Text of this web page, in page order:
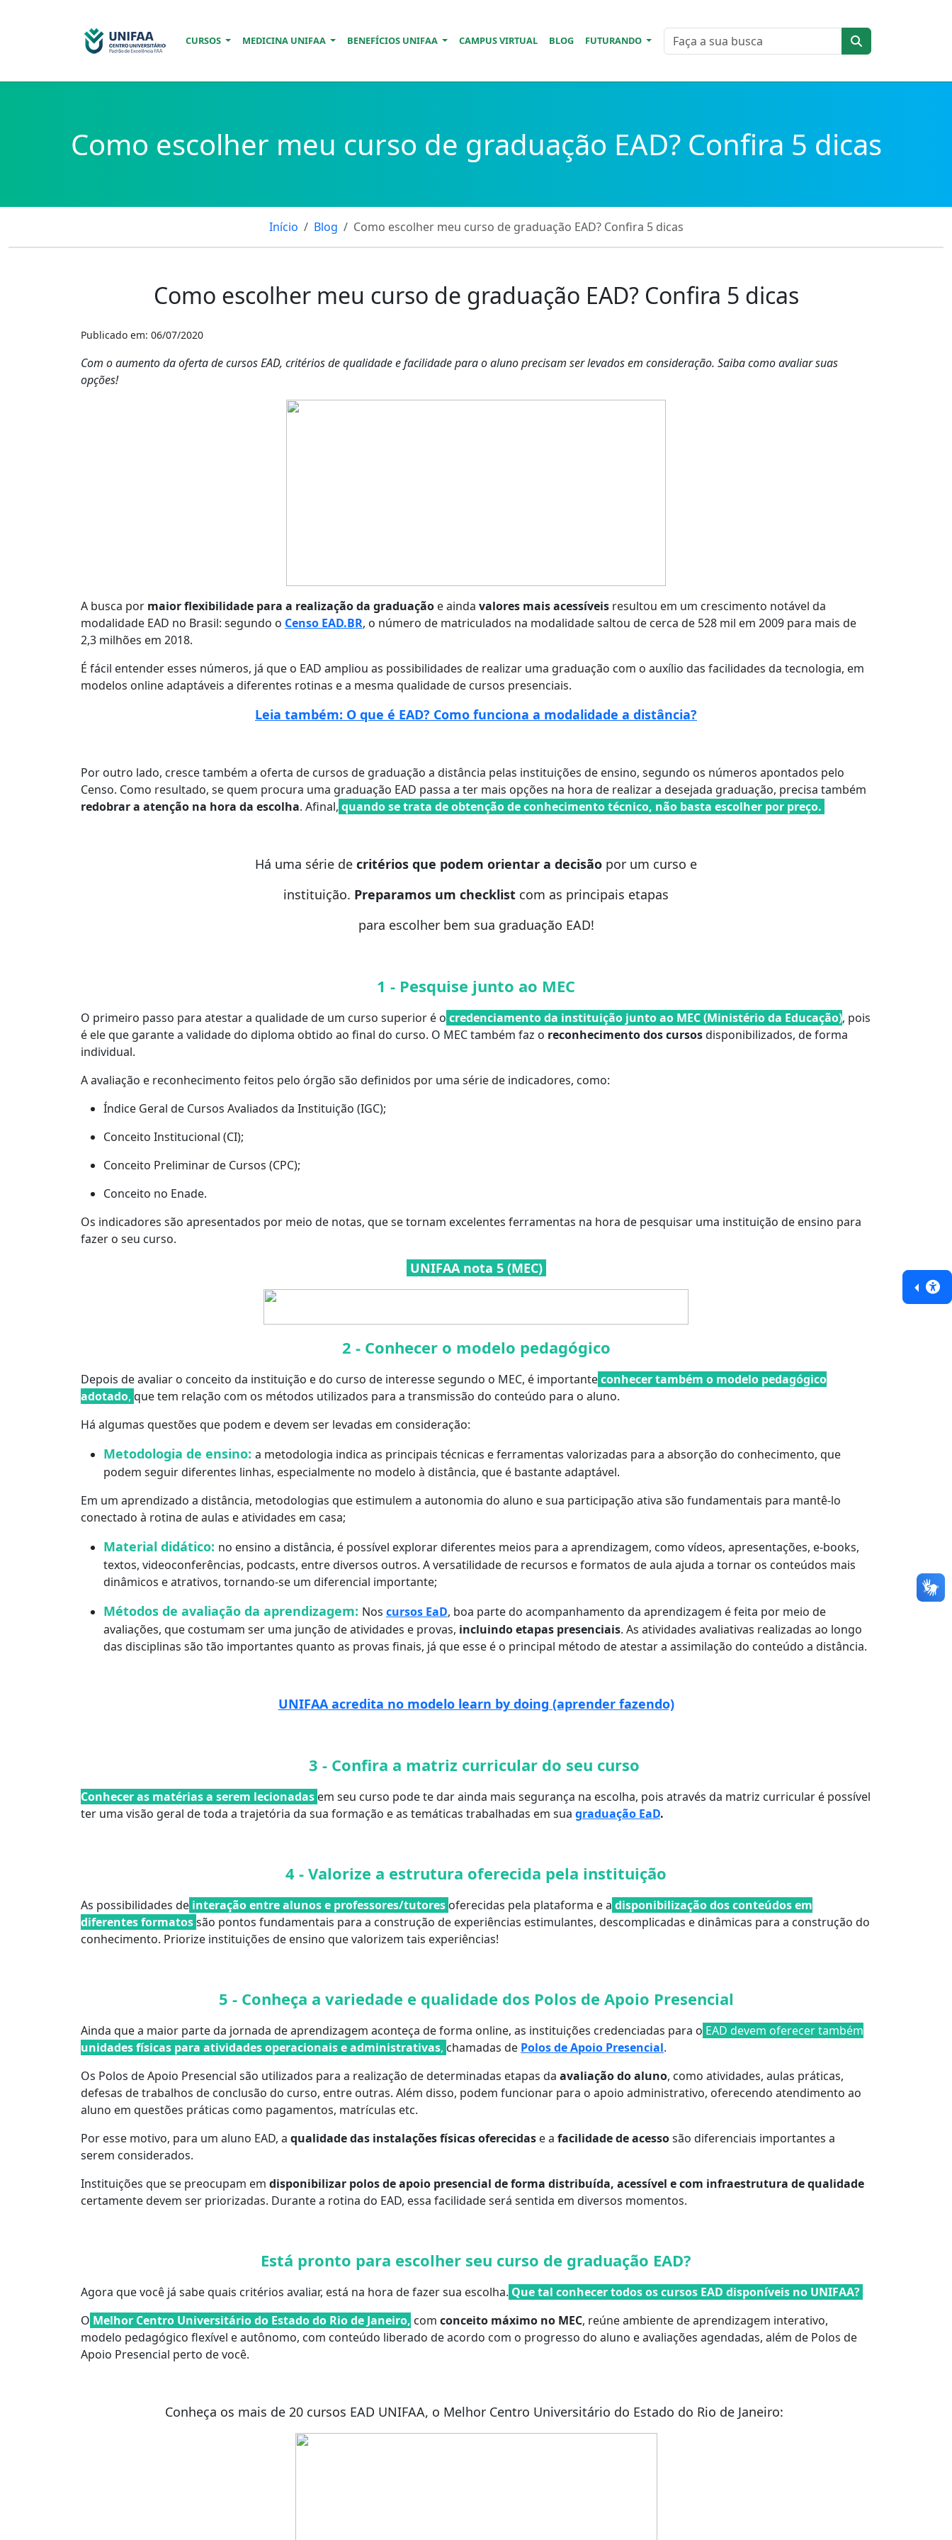
CURSOS MEDICINA UNIFAA BENEFÍCIOS UNIFAA CAMPUS VIRTUAL BLOG FUTURANDO
Como escolher meu curso de graduação EAD? Confira 5 dicas
Início Blog Como escolher meu curso de graduação EAD? Confira 5 dicas
Como escolher meu curso de graduação EAD? Confira 5 dicas
Publicado em: 06/07/2020
Com o aumento da oferta de cursos EAD, critérios de qualidade e facilidade para o aluno precisam ser levados em consideração. Saiba como avaliar suas
opções!
A busca por maior flexibilidade para a realização da graduação e ainda valores mais acessíveis resultou em um crescimento notável da
modalidade EAD no Brasil: segundo o Censo EAD.BR, o número de matriculados na modalidade saltou de cerca de 528 mil em 2009 para mais de
2,3 milhões em 2018.
É fácil entender esses números, já que o EAD ampliou as possibilidades de realizar uma graduação com o auxílio das facilidades da tecnologia, em
modelos online adaptáveis a diferentes rotinas e a mesma qualidade de cursos presenciais.
Leia também: O que é EAD? Como funciona a modalidade a distância?
Por outro lado, cresce também a oferta de cursos de graduação a distância pelas instituições de ensino, segundo os números apontados pelo
Censo. Como resultado, se quem procura uma graduação EAD passa a ter mais opções na hora de realizar a desejada graduação, precisa também
redobrar a atenção na hora da escolha. Afinal, quando se trata de obtenção de conhecimento técnico, não basta escolher por preço.
Há uma série de critérios que podem orientar a decisão por um curso e
instituição. Preparamos um checklist com as principais etapas
para escolher bem sua graduação EAD!
1 - Pesquise junto ao MEC
O primeiro passo para atestar a qualidade de um curso superior é o credenciamento da instituição junto ao MEC (Ministério da Educação), pois
é ele que garante a validade do diploma obtido ao final do curso. O MEC também faz o reconhecimento dos cursosdisponibilizados, de forma
individual.
A avaliação e reconhecimento feitos pelo órgão são definidos por uma série de indicadores, como:
Índice Geral de Cursos Avaliados da Instituição (IGC);
Conceito Institucional (CI);
Conceito Preliminar de Cursos (CPC);
Conceito no Enade.
Os indicadores são apresentados por meio de notas, que se tornam excelentes ferramentas na hora de pesquisar uma instituição de ensino para
fazer o seu curso.
UNIFAA nota 5 (MEC)
2 - Conhecer o modelo pedagógico
Depois de avaliar o conceito da instituição e do curso de interesse segundo o MEC, é importanteconhecer também o modelo pedagógico
adotado, que tem relação com os métodos utilizados para a transmissão do conteúdo para o aluno.
Há algumas questões que podem e devem ser levadas em consideração:
Metodologia de ensino: a metodologia indica as principais técnicas e ferramentas valorizadas para a absorção do conhecimento, que
podem seguir diferentes linhas, especialmente no modelo à distância, que é bastante adaptável.
Em um aprendizado a distância, metodologias que estimulem a autonomia do aluno e sua participação ativa são fundamentais para mantê-lo
conectado à rotina de aulas e atividades em casa;
Material didático: no ensino a distância, é possível explorar diferentes meios para a aprendizagem, como vídeos, apresentações, e-books,
textos, videoconferências, podcasts, entre diversos outros. A versatilidade de recursos e formatos de aula ajuda a tornar os conteúdos mais
dinâmicos e atrativos, tornando-se um diferencial importante;
Métodos de avaliação da aprendizagem: Nos cursos EaD, boa parte do acompanhamento da aprendizagem é feita por meio de
avaliações, que costumam ser uma junção de atividades e provas, incluindo etapas presenciais. As atividades avaliativas realizadas ao longo
das disciplinas são tão importantes quanto as provas finais, já que esse é o principal método de atestar a assimilação do conteúdo a distância.
UNIFAA acredita no modelo learn by doing (aprender fazendo)
3 - Confira a matriz curricular do seu curso
Conhecer as matérias a serem lecionadas em seu curso pode te dar ainda mais segurança na escolha, pois através da matriz curricular é possível
ter uma visão geral de toda a trajetória da sua formação e as temáticas trabalhadas em sua graduação EaD.
4 - Valorize a estrutura oferecida pela instituição
As possibilidades de interação entre alunos e professores/tutores oferecidas pela plataforma e a disponibilização dos conteúdos em
diferentes formatossão pontos fundamentais para a construção de experiências estimulantes, descomplicadas e dinâmicas para a construção do
conhecimento. Priorize instituições de ensino que valorizem tais experiências!
5 - Conheça a variedade e qualidade dos Polos de Apoio Presencial
Ainda que a maior parte da jornada de aprendizagem aconteça de forma online, as instituições credenciadas para o EAD devem oferecer também
unidades físicas para atividades operacionais e administrativas, chamadas de Polos de Apoio Presencial.
Os Polos de Apoio Presencial são utilizados para a realização de determinadas etapas da avaliação do aluno, como atividades, aulas práticas,
defesas de trabalhos de conclusão do curso, entre outras. Além disso, podem funcionar para o apoio administrativo, oferecendo atendimento ao
aluno em questões práticas como pagamentos, matrículas etc.
Por esse motivo, para um aluno EAD, a qualidade das instalações físicas oferecidas e a facilidade de acessosão diferenciais importantes a
serem considerados.
Instituições que se preocupam em disponibilizar polos de apoio presencial de forma distribuída, acessível e com infraestrutura de qualidade
certamente devem ser priorizadas. Durante a rotina do EAD, essa facilidade será sentida em diversos momentos.
Está pronto para escolher seu curso de graduação EAD?
Agora que você já sabe quais critérios avaliar, está na hora de fazer sua escolha. Que tal conhecer todos os cursos EAD disponíveis no UNIFAA?
O Melhor Centro Universitário do Estado do Rio de Janeiro, com conceito máximo no MEC, reúne ambiente de aprendizagem interativo,
modelo pedagógico flexível e autônomo, com conteúdo liberado de acordo com o progresso do aluno e avaliações agendadas, além de Polos de
Apoio Presencial perto de você.
Conheça os mais de 20 cursos EAD UNIFAA, o Melhor Centro Universitário do Estado do Rio de Janeiro: